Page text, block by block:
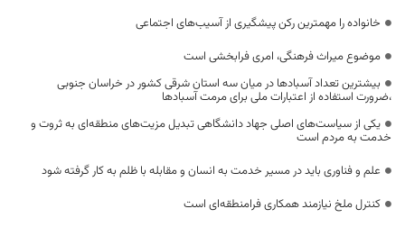
خانواده را مهمترین رکن پیشگیری از آسیب‌های اجتماعی
موضوع میراث فرهنگی، امری فرابخشی است
بیشترین تعداد آسبادها در میان سه استان شرقی کشور در خراسان جنوبی
،ضرورت استفاده از اعتبارات ملی برای مرمت آسبادها
یکی از سیاست‌های اصلی جهاد دانشگاهی تبدیل مزیت‌های منطقه‌ای به ثروت و
خدمت به مردم است
علم و فناوری باید در مسیر خدمت به انسان و مقابله با ظلم به کار گرفته شود
کنترل ملخ نیازمند همکاری فرامنطقه‌ای است